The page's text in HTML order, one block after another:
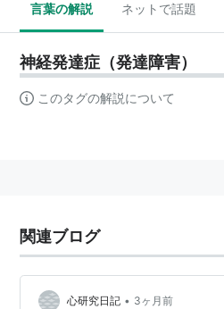
言葉の解説 ネットで話題
神経発達症（発達障害）
このタグの解説について
関連ブログ
心研究日記 • 3ヶ月前